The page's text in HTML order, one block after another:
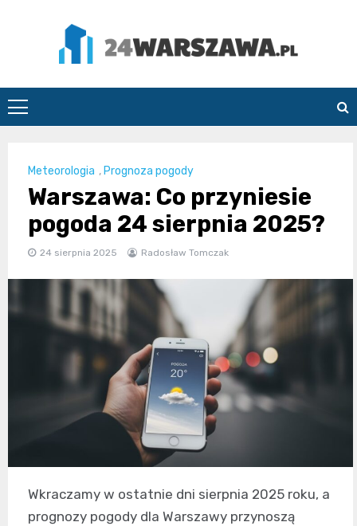
24Warszawa.pl
Meteorologia , Prognoza pogody
Warszawa: Co przyniesie
pogoda 24 sierpnia 2025?
24 sierpnia 2025 Radosław Tomczak
Wkraczamy w ostatnie dni sierpnia 2025 roku, a
prognozy pogody dla Warszawy przynoszą